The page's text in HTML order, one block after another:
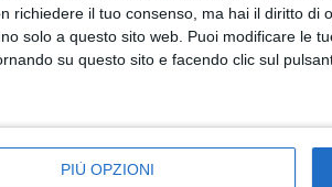
richiedere il tuo consenso, ma hai il diritto
solo a questo sito web. Puoi modificare le
su questo sito e facendo clic sul
PIÙ OPZIONI